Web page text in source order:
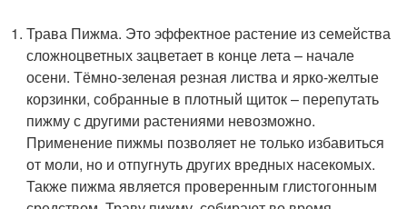
Трава Пижма. Это эффектное растение из семейства
сложноцветных зацветает в конце лета – начале
осени. Тёмно-зеленая резная листва и ярко-желтые
корзинки, собранные в плотный щиток – перепутать
пижму с другими растениями невозможно.
Применение пижмы позволяет не только избавиться
от моли, но и отпугнуть других вредных насекомых.
Также пижма является проверенным глистогонным